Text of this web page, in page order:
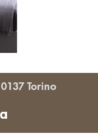
Torino